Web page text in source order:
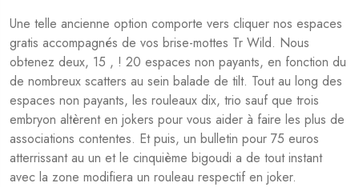
Une telle ancienne option comporte vers cliquer nos espaces
gratis accompagnés de vos brise-mottes Tr Wild. Nous
obtenez deux, 15 , ! 20 espaces non payants, en fonction du
de nombreux scatters au sein balade de tilt. Tout au long des
espaces non payants, les rouleaux dix, trio sauf que trois
embryon altèrent en jokers pour vous aider à faire les plus de
associations contentes. Et puis, un bulletin pour 75 euros
atterrissant au un et le cinquième bigoudi a de tout instant
avec la zone modifiera un rouleau respectif en joker.